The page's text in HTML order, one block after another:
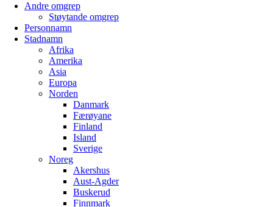
Andre omgrep
Støytande omgrep
Personnamn
Stadnamn
Afrika
Amerika
Asia
Europa
Norden
Danmark
Færøyane
Finland
Island
Sverige
Noreg
Akershus
Aust-Agder
Buskerud
Finnmark